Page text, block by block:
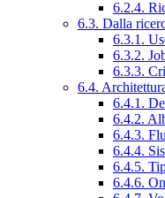
6.2.4.
6.3. Dalla
6.3.1.
6.3.2.
6.3.3.
6.4.
6.4.1.
6.4.2.
6.4.3.
6.4.4.
6.4.5.
6.4.6.